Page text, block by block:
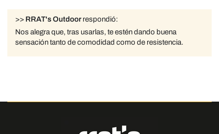
>> RRAT's Outdoorrespondió:
Nos alegra que, tras usarlas, te estén dando buena
sensación tanto de comodidad como de resistencia.